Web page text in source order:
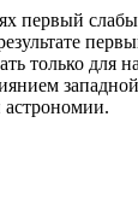
первый
только